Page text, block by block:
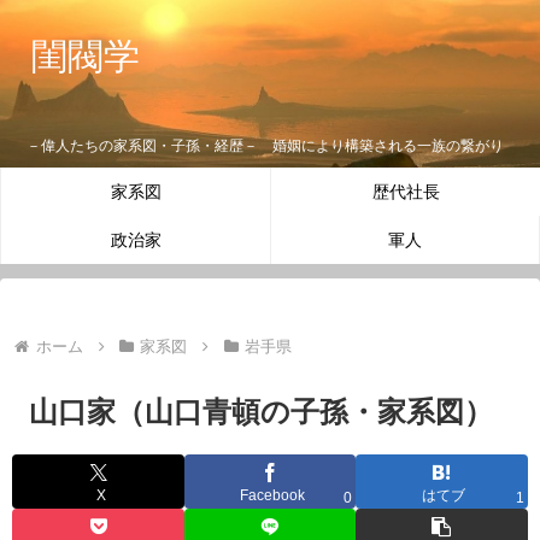
閨閥学
－偉人たちの家系図・子孫・経歴－ 婚姻により構築される一族の繋がり
家系図 歴代社長
政治家 軍人
ホーム 家系図 岩手県
山口家（山口青頓の子孫・家系図）
X Facebook 0 はてブ 1